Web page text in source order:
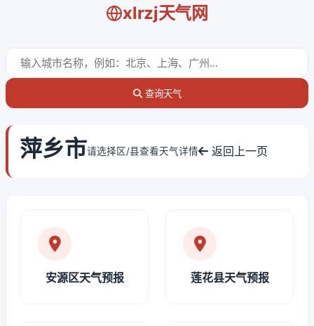
xlrzj天气网
查询天气
萍乡市请选择区/县查看天气详情 返回上一页
安源区天气预报 莲花县天气预报